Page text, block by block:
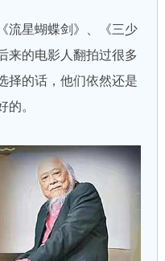
星蝴蝶剑》、《三少
来的电影人翻拍过很多
择的话，他们依然还是
的。